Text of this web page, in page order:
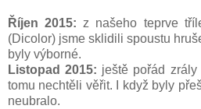
Říjen 2015: z našeho teprve
(Dicolor) jsme sklidili spoustu
byly výborné.
Listopad 2015: ještě pořád
tomu nechtěli věřit. I když byly
neubralo.